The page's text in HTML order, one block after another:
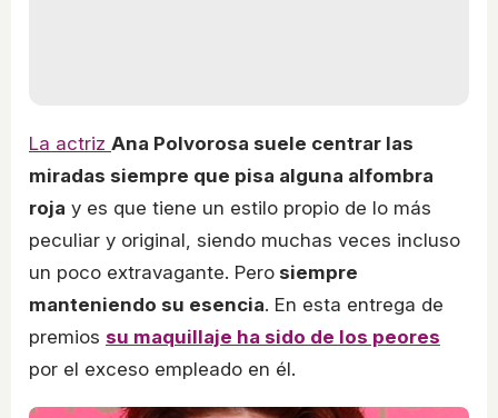
La actriz Ana Polvorosa suele centrar las
miradas siempre que pisa alguna alfombra
roja y es que tiene un estilo propio de lo más
peculiar y original, siendo muchas veces incluso
un poco extravagante. Pero siempre
manteniendo su esencia. En esta entrega de
premios su maquillaje ha sido de los peores
por el exceso empleado en él.